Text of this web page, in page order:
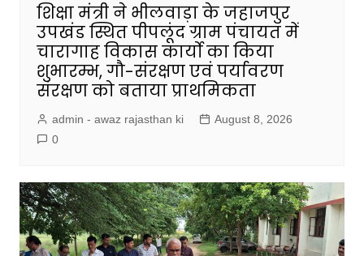
शिक्षा मंत्री ने भीलवाड़ा के जहाजपुर
उपखंड स्थित पीपलूंद ग्राम पंचायत में
चारागाह विकास कार्यो का किया
शुभारम्भ, गौ-संरक्षण एवं पर्यावरण
संरक्षण को बताया प्राथमिकता
admin - awaz rajasthan ki
August 8, 2026
0